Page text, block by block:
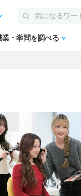
業・学問を調べる